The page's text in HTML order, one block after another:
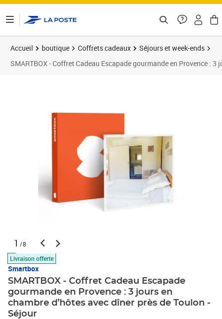
Accueil boutique Coffrets cadeaux
Séjours et week-ends
SMARTBOX - Coffret Cadeau Escapade gourmande en Provence :
1 /8
Livraison offerte
Smartbox
SMARTBOX - Coffret Cadeau Escapade
gourmande en Provence : 3 jours en
chambre d’hôtes avec dîner près de Toulon -
Séjour